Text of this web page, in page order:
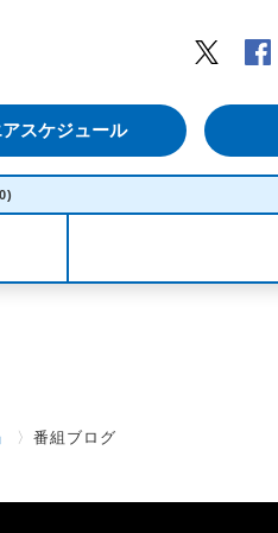
Twitter
アスケジュール
〉 番組ブログ